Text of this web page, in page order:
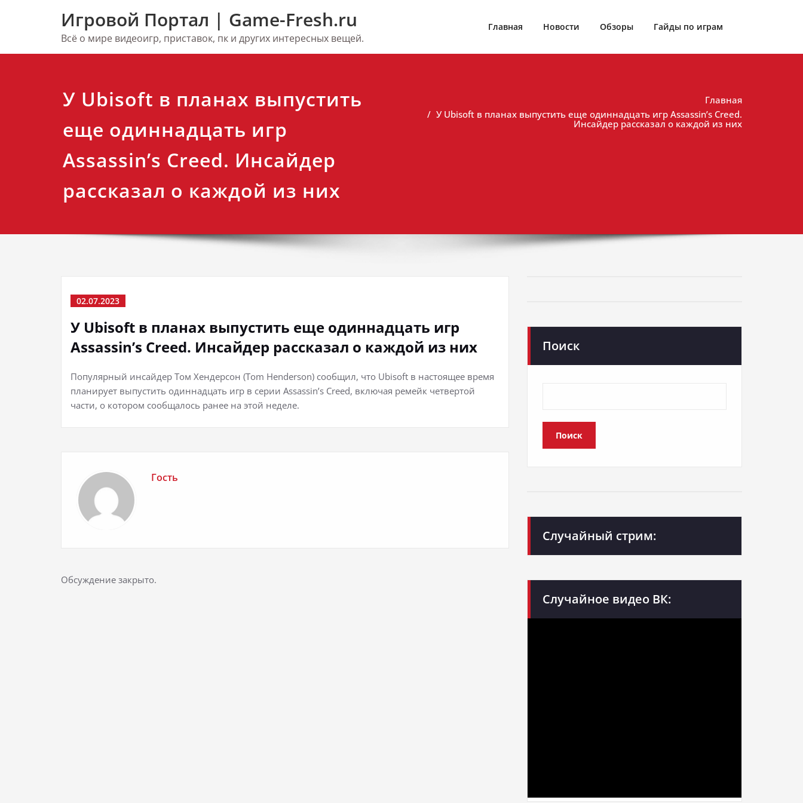
Игровой Портал | Game-Fresh.ru
Всё о мире видеоигр, приставок, пк и других интересных вещей.
Главная Новости Обзоры Гайды по играм
У Ubisoft в планах выпустить
еще одиннадцать игр
Assassin’s Creed. Инсайдер
рассказал о каждой из них
Главная
У Ubisoft в планах выпустить еще одиннадцать игр Assassin’s Creed.
Инсайдер рассказал о каждой из них
02.07.2023
У Ubisoft в планах выпустить еще одиннадцать игр
Assassin’s Creed. Инсайдер рассказал о каждой из них
Популярный инсайдер Том Хендерсон (Tom Henderson) сообщил, что Ubisoft в настоящее время
планирует выпустить одиннадцать игр в серии Assassin’s Creed, включая ремейк четвертой
части, о котором сообщалось ранее на этой неделе.
Гость
Обсуждение закрыто.
Поиск
Поиск
Случайный стрим:
Случайное видео ВК: